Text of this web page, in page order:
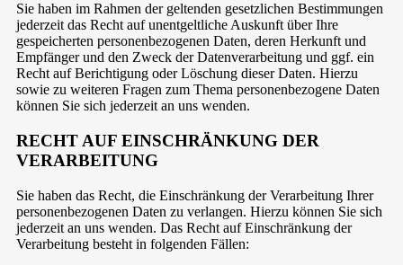
Sie haben im Rahmen der geltenden gesetzlichen Bestimmungen
jederzeit das Recht auf unentgeltliche Auskunft über Ihre
gespeicherten personenbezogenen Daten, deren Herkunft und
Empfänger und den Zweck der Datenverarbeitung und ggf. ein
Recht auf Berichtigung oder Löschung dieser Daten. Hierzu
sowie zu weiteren Fragen zum Thema personenbezogene Daten
können Sie sich jederzeit an uns wenden.
RECHT AUF EINSCHRÄNKUNG DER
VERARBEITUNG
Sie haben das Recht, die Einschränkung der Verarbeitung Ihrer
personenbezogenen Daten zu verlangen. Hierzu können Sie sich
jederzeit an uns wenden. Das Recht auf Einschränkung der
Verarbeitung besteht in folgenden Fällen: